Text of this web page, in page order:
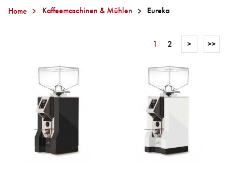
JURA
Vermietung
Service
Home Kaffeemaschinen & Mühlen Eureka
1 2 > >>